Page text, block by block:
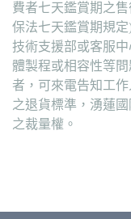
費者七天鑑賞期之
保法七天鑑賞期規
技術支援部或客服
體製程或相容性等
者，可來電告知工
之退貨標準，湧蓮
之裁量權。